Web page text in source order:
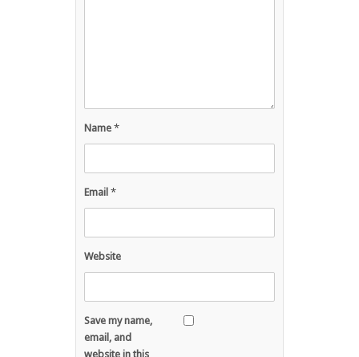
Name *
Email *
Website
Save my name,
email, and
website in this